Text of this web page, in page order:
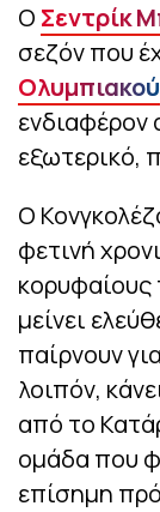
Ο Σεντρίκ
σεζόν που
Ολυμπιακού
εξωτερικό,
Ο
φετινή
κορυφαίους
μείνει
παίρνουν
λοιπόν,
από το
ομάδα που
επίσημη